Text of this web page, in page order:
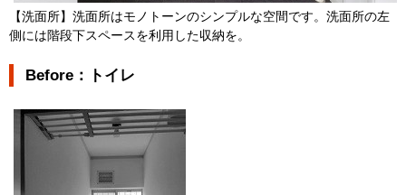
【洗面所】洗面所はモノトーンのシンプルな空間です。洗面所の左
側には階段下スペースを利用した収納を。
Before：トイレ